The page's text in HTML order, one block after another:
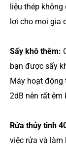
liệu thép
lợi cho mọi gia
Sấy khô thêm:
bạn được sấy
Máy hoạt động
2dB nên rất êm
Rửa thủy tinh
việc rửa và làm